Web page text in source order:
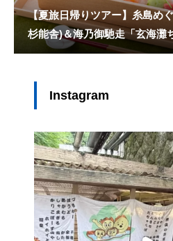
【夏旅日帰りツアー】糸島め
杉能舎)＆海乃御馳走「玄海灘
Instagram